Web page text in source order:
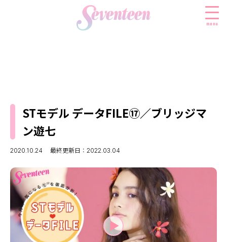
menu
FASHION
ファッションニュース
モデル私服
着回し
着痩せ
BEAUTY
ビューティニュース
トレンドメイク
ベストコスメ
ヘアアレンジ・ヘアケア
スキンケア
ボディケア
SCHOOL
制服コーデ
学校ヘアメイク
勉強・受験・進路
ENTERTAINMENT
エンタメニュース
なにわ男子
K-POP
LIFESTYLE
ライフスタイルニュース
JKランキング・アワード
モデルの購入品
JK TREND
JKトレンドニュース
MODELS
STモデル データFILE⑰／ブリッジマ
ン遊七
2020.10.24 最終更新日：2022.03.04